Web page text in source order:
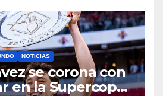
NOTICIAS
se corona con
en la Supercopa